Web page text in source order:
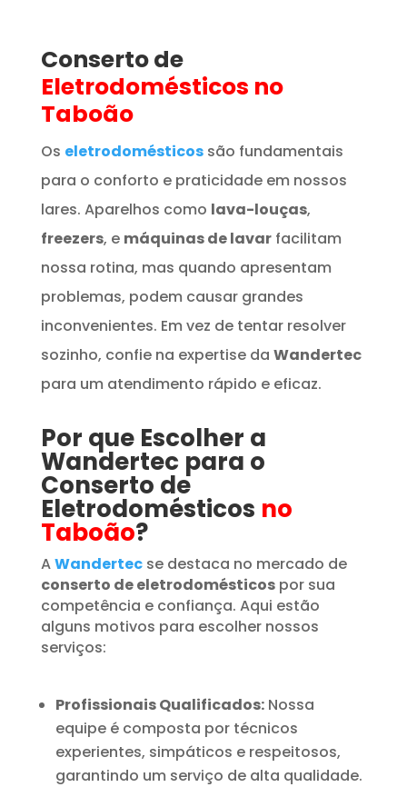
Conserto de
Eletrodomésticos no
Taboão
Os eletrodomésticos são fundamentais
para o conforto e praticidade em nossos
lares. Aparelhos como lava-louças,
freezers, e máquinas de lavarfacilitam
nossa rotina, mas quando apresentam
problemas, podem causar grandes
inconvenientes. Em vez de tentar resolver
sozinho, confie na expertise da Wandertec
para um atendimento rápido e eficaz.
Por que Escolher a
Wandertec para o
Conserto de
Eletrodomésticos no
Taboão?
AWandertecse destaca no mercado de
conserto de eletrodomésticospor sua
competência e confiança. Aqui estão
alguns motivos para escolher nossos
serviços:
Profissionais Qualificados:Nossa
equipe é composta por técnicos
experientes, simpáticos e respeitosos,
garantindo um serviço de alta qualidade.